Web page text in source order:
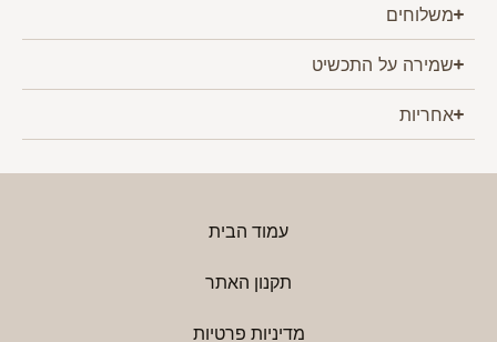
משלוחים
שמירה על התכשיט
אחריות
עמוד הבית
תקנון האתר
מדיניות פרטיות